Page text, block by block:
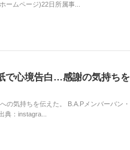
ームページ)22日所属事...
で心境告白…感謝の気持ちを
の気持ちを伝えた。 B.A.Pメンバーバン・
：instagra...